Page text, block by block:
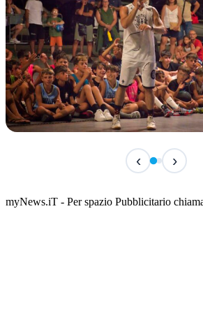
Classic Contest 3vs3 Memorial
📅 6 Agosto 2026 · 09:00 · 📍 Lungomare C.
‹ ›
myNews.iT - Per spazio Pubblicitario